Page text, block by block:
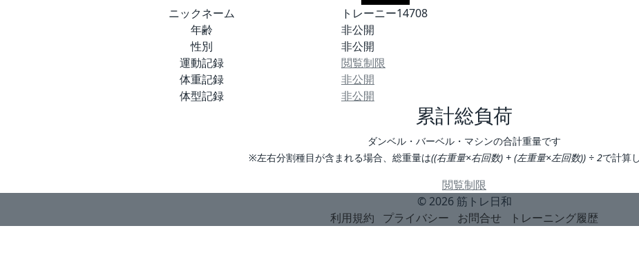
ニックネーム
トレーニー14708
年齢
非公開
性別
非公開
運動記録
閲覧制限
体重記録
非公開
体型記録
非公開
累計総負荷
ダンベル・バーベル・マシンの合計重量です
※左右分割種目が含まれる場合、総重量は((右重量×右回数) + (左重量×左回数)) ÷ 2で計算
閲覧制限
© 2026 筋トレ日和
利用規約
プライバシー お問合せ トレーニング履歴